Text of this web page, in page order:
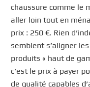
chaussure comme le
aller loin tout en
prix : 250 €. Rien
semblent s’aligner
produits « haut de
c’est le prix à payer
de qualité capables